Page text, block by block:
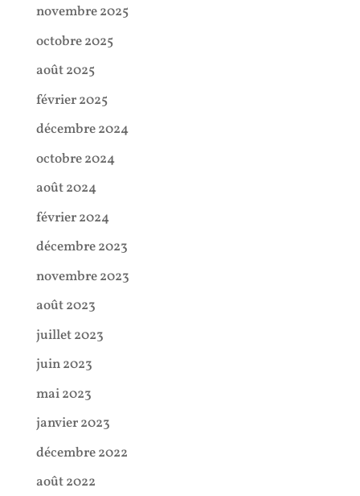
novembre 2025
octobre 2025
août 2025
février 2025
décembre 2024
octobre 2024
août 2024
février 2024
décembre 2023
novembre 2023
août 2023
juillet 2023
juin 2023
mai 2023
janvier 2023
décembre 2022
août 2022